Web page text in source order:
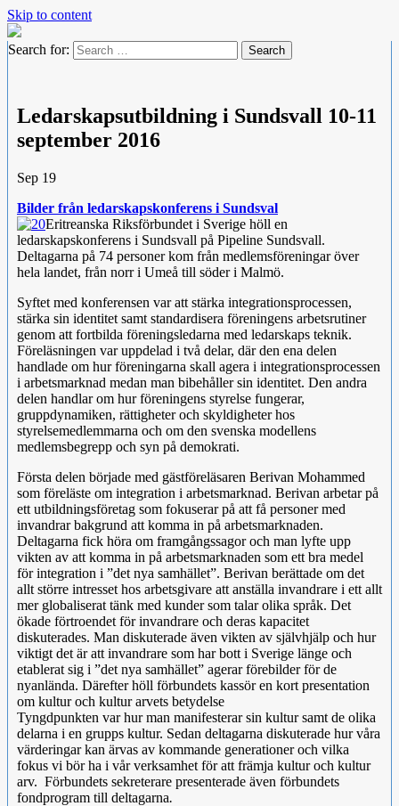
Skip to content
Search for:
Ledarskapsutbildning i Sundsvall 10-11
september 2016
Sep 19
Bilder från ledarskapskonferens i Sundsval
Eritreanska Riksförbundet i Sverige höll en
ledarskapskonferens i Sundsvall på Pipeline Sundsvall.
Deltagarna på 74 personer kom från medlemsföreningar över
hela landet, från norr i Umeå till söder i Malmö.
Syftet med konferensen var att stärka integrationsprocessen,
stärka sin identitet samt standardisera föreningens arbetsrutiner
genom att fortbilda föreningsledarna med ledarskaps teknik.
Föreläsningen var uppdelad i två delar, där den ena delen
handlade om hur föreningarna skall agera i integrationsprocessen
i arbetsmarknad medan man bibehåller sin identitet. Den andra
delen handlar om hur föreningens styrelse fungerar,
gruppdynamiken, rättigheter och skyldigheter hos
styrelsemedlemmarna och om den svenska modellens
medlemsbegrepp och syn på demokrati.
Första delen började med gästföreläsaren Berivan Mohammed
som föreläste om integration i arbetsmarknad. Berivan arbetar på
ett utbildningsföretag som fokuserar på att få personer med
invandrar bakgrund att komma in på arbetsmarknaden.
Deltagarna fick höra om framgångssagor och man lyfte upp
vikten av att komma in på arbetsmarknaden som ett bra medel
för integration i ”det nya samhället”. Berivan berättade om det
allt större intresset hos arbetsgivare att anställa invandrare i ett allt
mer globaliserat tänk med kunder som talar olika språk. Det
ökade förtroendet för invandrare och deras kapacitet
diskuterades. Man diskuterade även vikten av självhjälp och hur
viktigt det är att invandrare som har bott i Sverige länge och
etablerat sig i ”det nya samhället” agerar förebilder för de
nyanlända. Därefter höll förbundets kassör en kort presentation
om kultur och kultur arvets betydelse
Tyngdpunkten var hur man manifesterar sin kultur samt de olika
delarna i en grupps kultur. Sedan deltagarna diskuterade hur våra
värderingar kan ärvas av kommande generationer och vilka
fokus vi bör ha i vår verksamhet för att främja kultur och kultur
arv. Förbundets sekreterare presenterade även förbundets
fondprogram till deltagarna.